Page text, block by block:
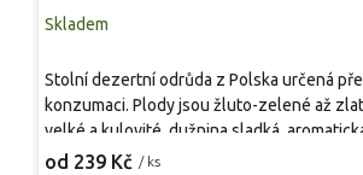
Skladem
od 239 Kč / ks
Stolní dezertní odrůda z Polska určená
konzumaci. Plody jsou žluto-zelené až
velké a kulovité, dužnina sladká,
Dozrává velmi raně, sklizeň možná koncem